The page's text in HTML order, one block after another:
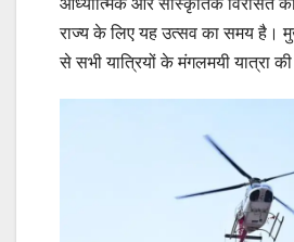
आध्यात्मिक और सांस्कृतिक विरासत
राज्य के लिए यह उत्सव का समय है।
से सभी यात्रियों के मंगलमयी यात्रा की